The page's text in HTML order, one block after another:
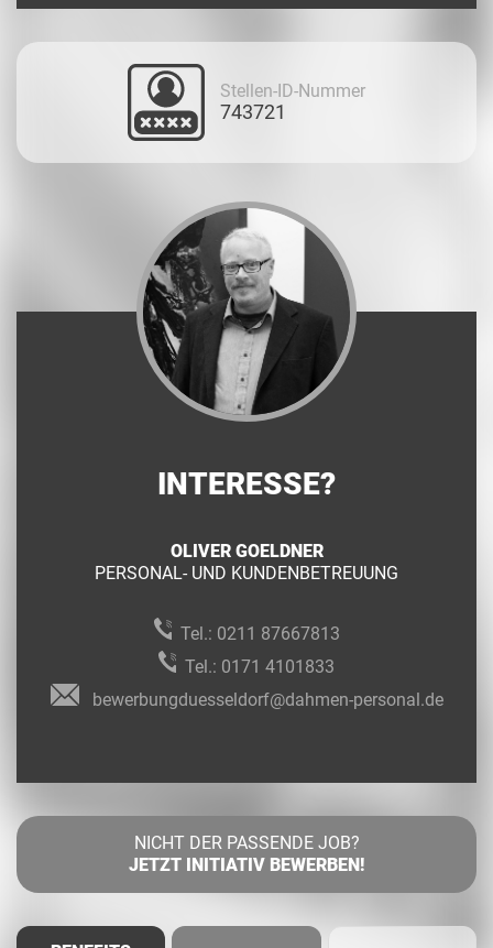
Stellen-ID-Nummer
743721
INTERESSE?
OLIVER GOELDNER
PERSONAL- UND KUNDENBETREUUNG
Tel.: 0211 87667813
Tel.: 0171 4101833
bewerbungduesseldorf@dahmen-personal.de
NICHT DER PASSENDE JOB?
JETZT INITIATIV BEWERBEN!